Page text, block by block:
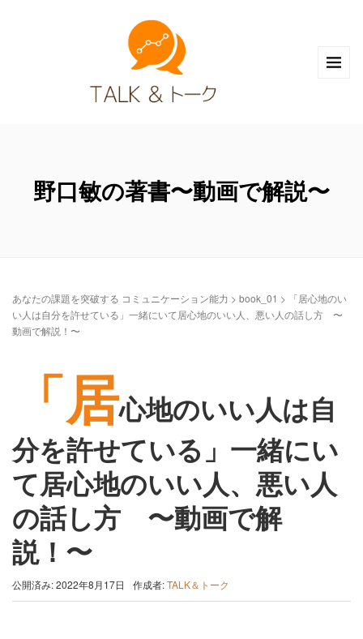
野口敏の著書〜動画で解説〜
あなたの課題を突破する コミュニケーション能力 > book_01 >
「居心地のい
い人は自分を許せている」一緒にいて居心地のいい人、悪い人の話し方 〜
動画で解説！〜
「居心地のいい人は自
分を許せている」一緒にい
て居心地のいい人、悪い人
の話し方 〜動画で解
説！〜
公開済み: 2022年8月17日 作成者:TALK＆トーク